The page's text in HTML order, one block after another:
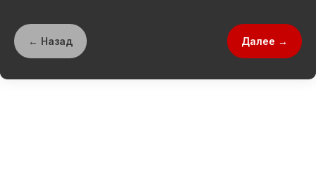
← Назад Далее →